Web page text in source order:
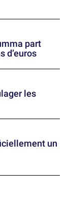
part
d’euros
les
un